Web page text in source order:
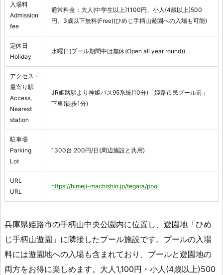
入場料
Admission
fee
通常料金：大人(中学生以上)1100円、小人(4歳以上)500
円、3歳以下無料(Free)(ひめじ手柄山遊園への入場も可能)
定休日
Holiday
水曜日(プール期間中は無休(Open all year round))
アクセス・
最寄り駅
Access,
Nearest
station
JR姫路駅より神姫バス95系統(10分)「姫路市民プール前」
下車(徒歩1分)
駐車場
Parking
Lot
1300台 200円/日(周辺施設と共用)
URL
URL
https://himeji-machishin.jp/tegara/pool
兵庫県姫路市の手柄山中央公園内に位置し、遊園地「ひめ
じ手柄山遊園」に隣接したプール施設です。プールの入場
料には遊園地への入場も含まれており、プールと遊園地の
両方をお得に楽しめます。大人1,100円・小人(4歳以上)500